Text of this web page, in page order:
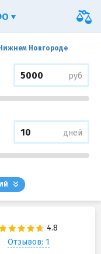
Новгороде
руб
дней
Отзывов: 1